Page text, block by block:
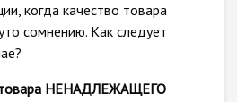
когда качество товара
сомнению. Как следует
товара НЕНАДЛЕЖАЩЕГО